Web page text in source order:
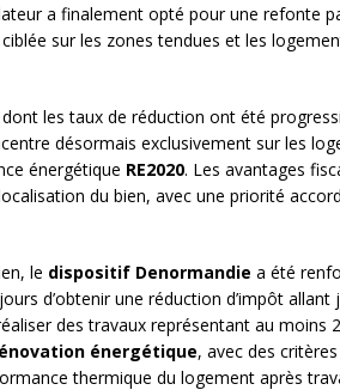
a finalement opté pour une refonte
sur les zones tendues et les
dont les taux de réduction ont été
désormais exclusivement sur les
énergétique RE2020. Les avantages
du bien, avec une priorité
le dispositif Denormandie a été
d’obtenir une réduction d’impôt allant
des travaux représentant au moins
énergétique, avec des
thermique du logement après